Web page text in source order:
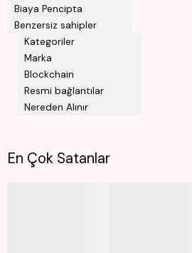
Biaya Pencipta
Benzersiz sahipler
Kategoriler
Marka
Blockchain
Resmi bağlantılar
Nereden Alınır
En Çok Satanlar